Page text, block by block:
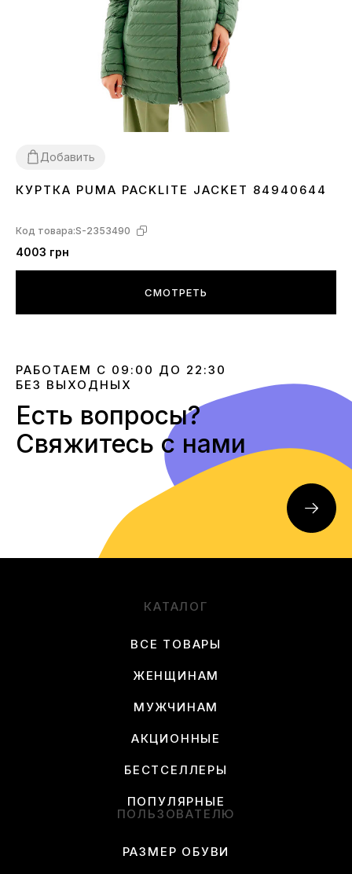
Добавить
XXS XSS
КУРТКА PUMA PACKLITE JACKET 84940644
Код товара:S-2353490
4003 грн
СМОТРЕТЬ
РАБОТАЕМ С 09:00 ДО 22:30
БЕЗ ВЫХОДНЫХ
Есть вопросы?
Свяжитесь с нами
КАТАЛОГ
ВСЕ ТОВАРЫ
ЖЕНЩИНАМ
МУЖЧИНАМ
АКЦИОННЫЕ
БЕСТСЕЛЛЕРЫ
ПОПУЛЯРНЫЕ
ПОЛЬЗОВАТЕЛЮ
РАЗМЕР ОБУВИ